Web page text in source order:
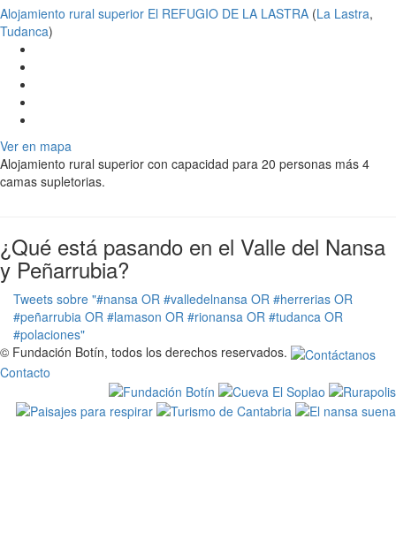
Alojamiento rural superior El REFUGIO DE LA LASTRA (La Lastra,
Tudanca)
Ver en mapa
Alojamiento rural superior con capacidad para 20 personas más 4
camas supletorias.
¿Qué está pasando en el Valle del Nansa
y Peñarrubia?
Tweets sobre "#nansa OR #valledelnansa OR #herrerias OR
#peñarrubia OR #lamason OR #rionansa OR #tudanca OR
#polaciones"
© Fundación Botín, todos los derechos reservados.
Contacto